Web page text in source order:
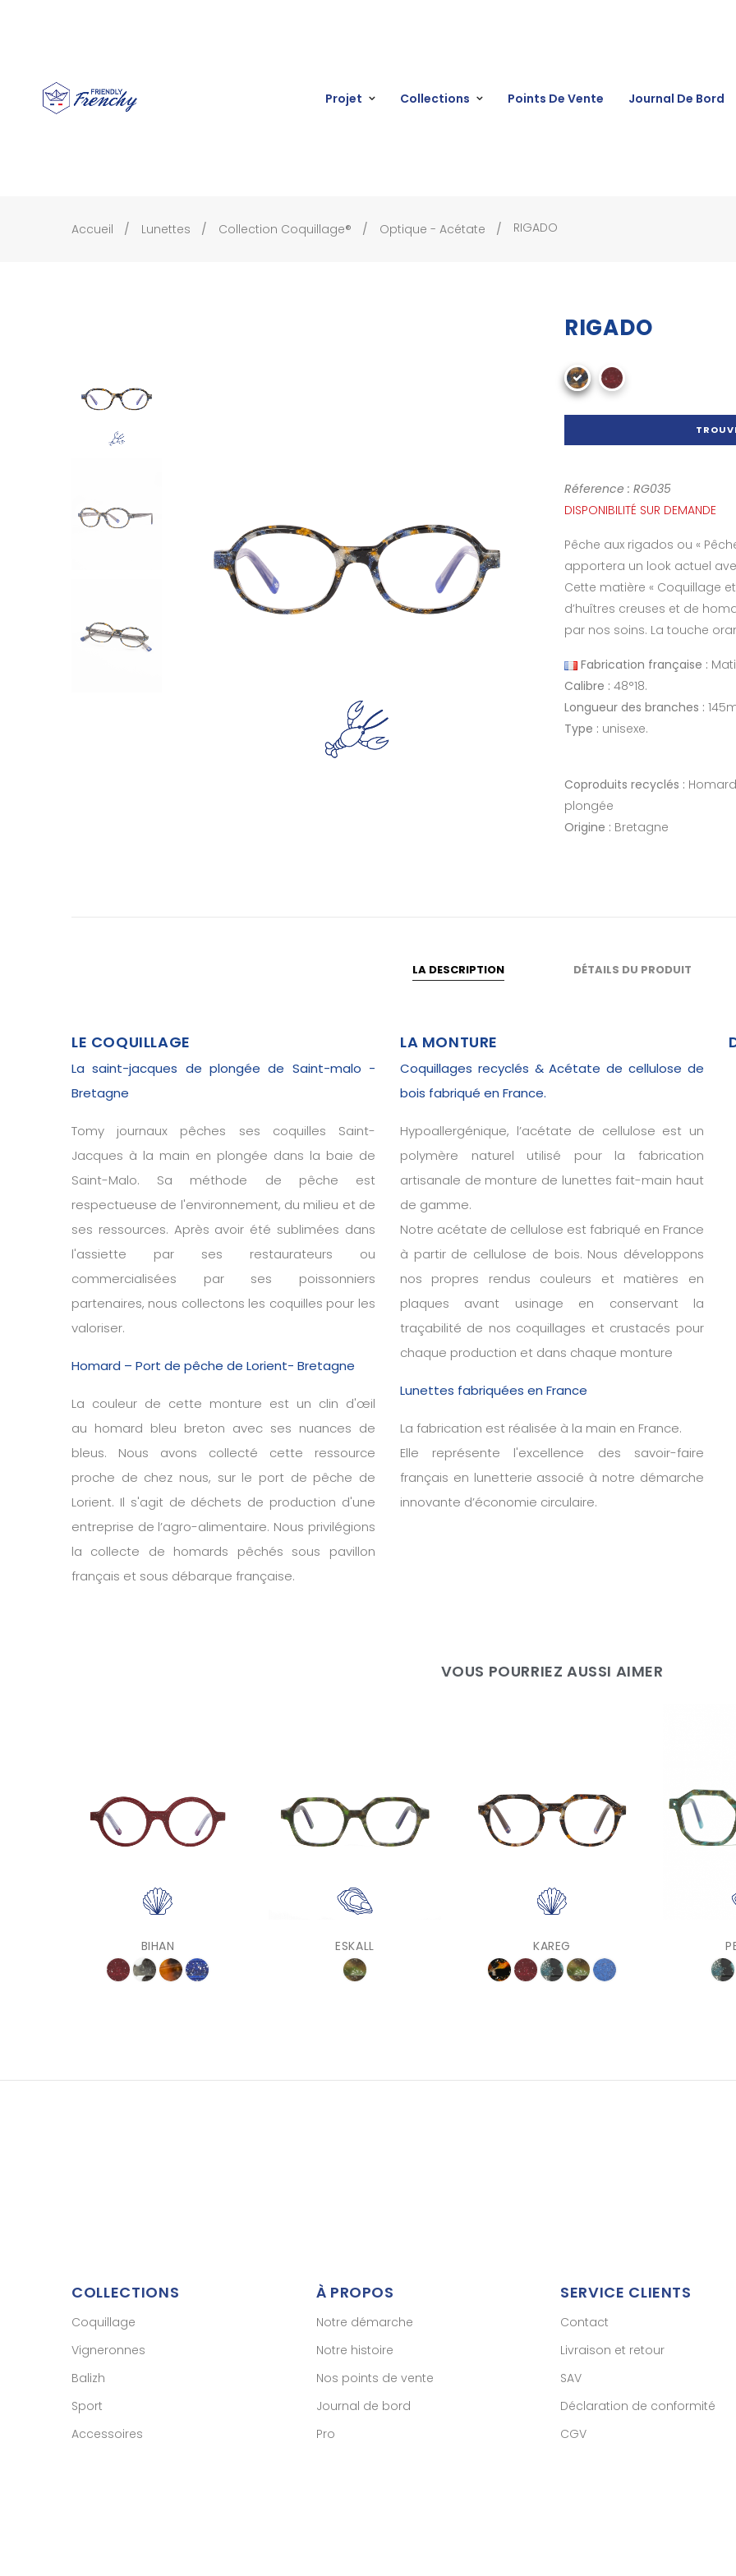
Projet Collections Points De Vente Journal De Bord
Accueil Lunettes Collection Coquillage® Optique - Acétate RIGADO
RIGADO
Réference : RG035
DISPONIBILITÉ SUR DEMANDE
Pêche aux rigados ou «
apportera un look actuel
Cette matière « Coquillage
d’huîtres creuses et de
par nos soins. La touche
Fabrication française :
Calibre : 48°18.
Longueur des branches :
Type : unisexe.
Coproduits recyclés :
plongée
Origine : Bretagne
LA DESCRIPTION DÉTAILS DU PRODUIT
LE COQUILLAGE
La saint-jacques de plongée de Saint-malo -
Bretagne
Tomy journaux pêches ses coquilles Saint-
Jacques à la main en plongée dans la baie de
Saint-Malo. Sa méthode de pêche est
respectueuse de l'environnement, du milieu et de
ses ressources. Après avoir été sublimées dans
l'assiette par ses restaurateurs ou
commercialisées par ses poissonniers
partenaires, nous collectons les coquilles pour les
valoriser.
Homard – Port de pêche de Lorient- Bretagne
La couleur de cette monture est un clin d'œil
au homard bleu breton avec ses nuances de
bleus. Nous avons collecté cette ressource
proche de chez nous, sur le port de pêche de
Lorient. Il s'agit de déchets de production d'une
entreprise de l’agro-alimentaire. Nous privilégions
la collecte de homards pêchés sous pavillon
français et sous débarque française.
LA MONTURE
Coquillages recyclés & Acétate de cellulose de
bois fabriqué en France.
Hypoallergénique, l’acétate de cellulose est un
polymère naturel utilisé pour la fabrication
artisanale de monture de lunettes fait-main haut
de gamme.
Notre acétate de cellulose est fabriqué en France
à partir de cellulose de bois. Nous développons
nos propres rendus couleurs et matières en
plaques avant usinage en conservant la
traçabilité de nos coquillages et crustacés pour
chaque production et dans chaque monture
Lunettes fabriquées en France
La fabrication est réalisée à la main en France.
Elle représente l'excellence des savoir-faire
français en lunetterie associé à notre démarche
innovante d’économie circulaire.
VOUS POURRIEZ AUSSI AIMER
BIHAN ESKALL KAREG
COLLECTIONS
Coquillage
Vigneronnes
Balizh
Sport
Accessoires
À PROPOS
Notre démarche
Notre histoire
Nos points de vente
Journal de bord
Pro
SERVICE CLIENTS
Contact
Livraison et retour
SAV
Déclaration de conformité
CGV